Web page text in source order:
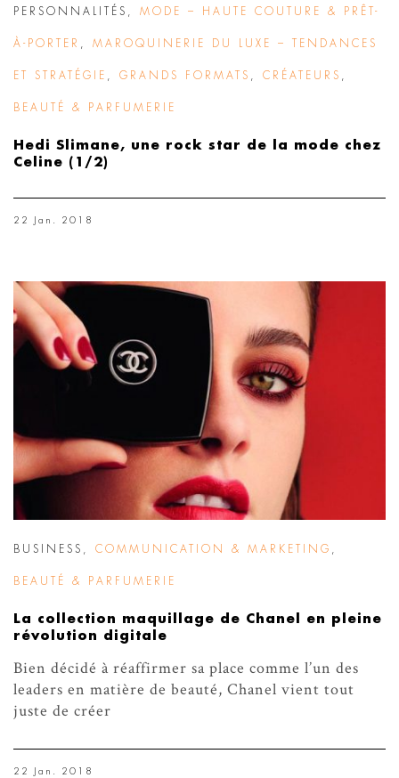
PERSONNALITÉS MODE – HAUTE COUTURE & PRÊT-
À-PORTER MAROQUINERIE DU LUXE – TENDANCES
ET STRATÉGIE GRANDS FORMATS CRÉATEURS
BEAUTÉ & PARFUMERIE
Hedi Slimane, une rock star de la mode chez
Celine (1/2)
22 Jan. 2018
BUSINESS COMMUNICATION & MARKETING
BEAUTÉ & PARFUMERIE
La collection maquillage de Chanel en pleine
révolution digitale
Bien décidé à réaffirmer sa place comme l’un des
leaders en matière de beauté, Chanel vient tout
juste de créer
22 Jan. 2018